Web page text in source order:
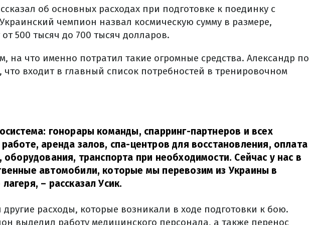
об основных расходах при подготовке к поединку с
чемпион назвал космическую сумму в размере,
от 500 тысяч до 700 тысяч долларов.
на что именно потратил такие огромные средства. Александр по
что входит в главный список потребностей в тренировочном
гонорары команды, спарринг-партнеров и всех
аренда залов, спа-центров для восстановления, оплата
транспорта при необходимости. Сейчас у нас в
автомобили, которые мы перевозим из Украины в
– рассказал Усик.
другие расходы, которые возникали в ходе подготовки к бою.
выделил работу медицинского персонала, а также перенос